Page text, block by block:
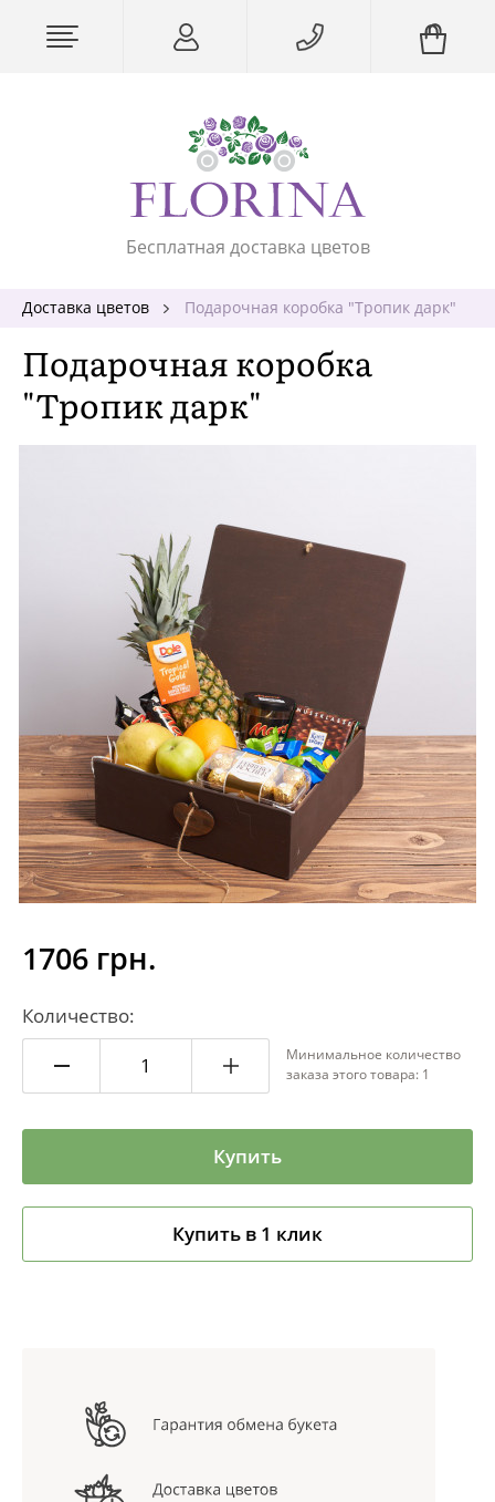
Бесплатная доставка цветов
Доставка цветов Подарочная коробка "Тропик дарк"
Подарочная коробка
"Тропик дарк"
1706 грн.
Количество:
Минимальное количество
заказа этого товара: 1
Купить
Купить в 1 клик